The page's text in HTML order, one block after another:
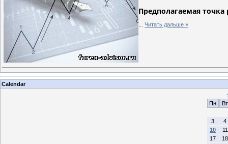
Предполагаемая
Читать дальше »
Calendar
Пн
Вт
3
4
10
11
17
18